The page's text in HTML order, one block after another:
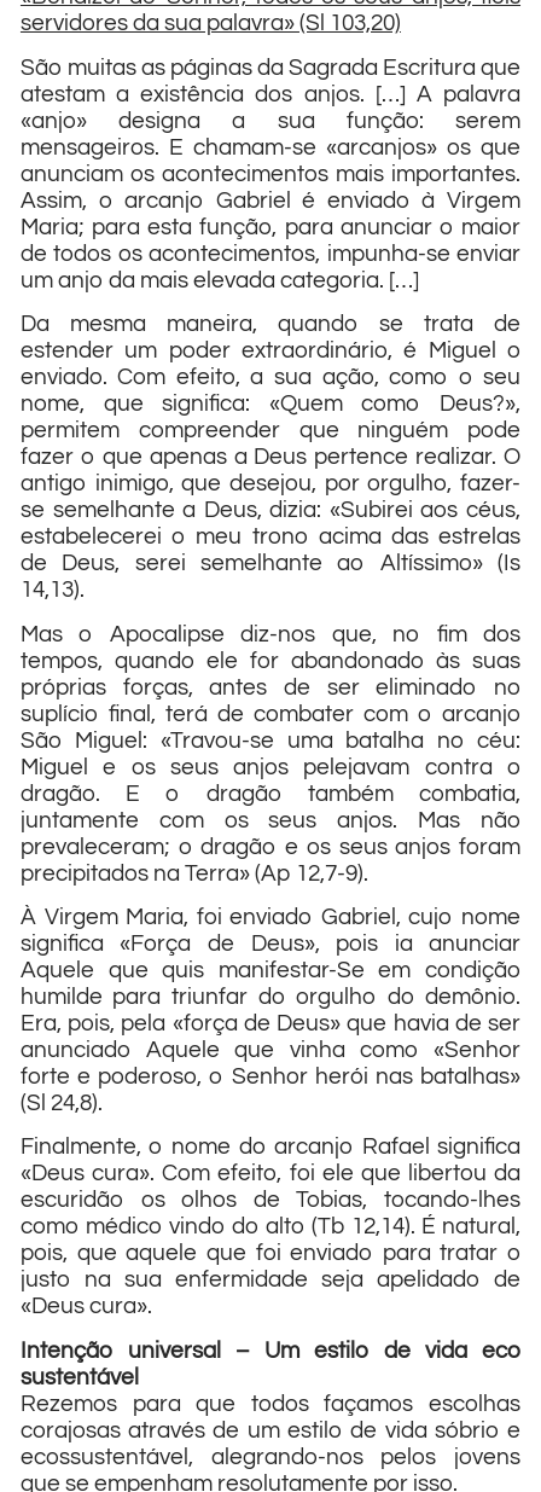
servidores da sua palavra» (Sl 103,20)
São muitas as páginas da Sagrada Escritura que
atestam a existência dos anjos. […] A palavra
«anjo» designa a sua função: serem
mensageiros. E chamam-se «arcanjos» os que
anunciam os acontecimentos mais importantes.
Assim, o arcanjo Gabriel é enviado à Virgem
Maria; para esta função, para anunciar o maior
de todos os acontecimentos, impunha-se enviar
um anjo da mais elevada categoria. […]
Da mesma maneira, quando se trata de
estender um poder extraordinário, é Miguel o
enviado. Com efeito, a sua ação, como o seu
nome, que significa: «Quem como Deus?»,
permitem compreender que ninguém pode
fazer o que apenas a Deus pertence realizar. O
antigo inimigo, que desejou, por orgulho, fazer-
se semelhante a Deus, dizia: «Subirei aos céus,
estabelecerei o meu trono acima das estrelas
de Deus, serei semelhante ao Altíssimo» (Is
14,13).
Mas o Apocalipse diz-nos que, no fim dos
tempos, quando ele for abandonado às suas
próprias forças, antes de ser eliminado no
suplício final, terá de combater com o arcanjo
São Miguel: «Travou-se uma batalha no céu:
Miguel e os seus anjos pelejavam contra o
dragão. E o dragão também combatia,
juntamente com os seus anjos. Mas não
prevaleceram; o dragão e os seus anjos foram
precipitados na Terra» (Ap 12,7-9).
À Virgem Maria, foi enviado Gabriel, cujo nome
significa «Força de Deus», pois ia anunciar
Aquele que quis manifestar-Se em condição
humilde para triunfar do orgulho do demônio.
Era, pois, pela «força de Deus» que havia de ser
anunciado Aquele que vinha como «Senhor
forte e poderoso, o Senhor herói nas batalhas»
(Sl 24,8).
Finalmente, o nome do arcanjo Rafael significa
«Deus cura». Com efeito, foi ele que libertou da
escuridão os olhos de Tobias, tocando-lhes
como médico vindo do alto (Tb 12,14). É natural,
pois, que aquele que foi enviado para tratar o
justo na sua enfermidade seja apelidado de
«Deus cura».
Intenção universal – Um estilo de vida eco
sustentável
Rezemos para que todos façamos escolhas
corajosas através de um estilo de vida sóbrio e
ecossustentável, alegrando-nos pelos jovens
que se empenham resolutamente por isso.